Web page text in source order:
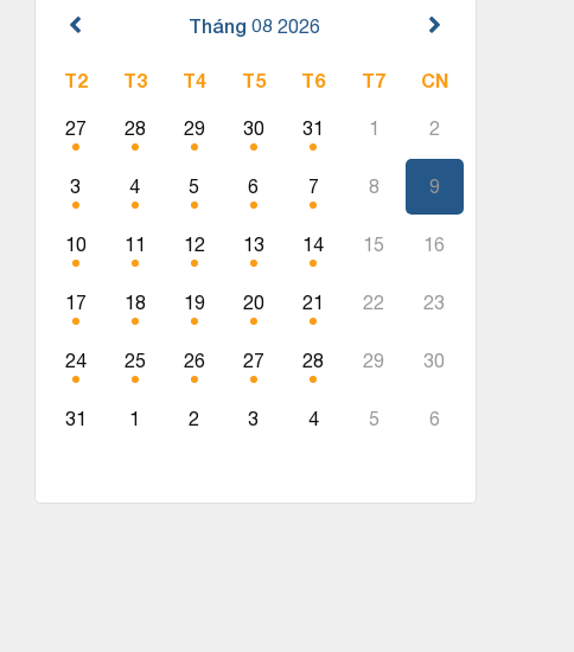
Tháng 08 2026
T2 T3 T4 T5 T6 T7 CN
27 28 29 30 31 1 2
3 4 5 6 7 8 9
10 11 12 13 14 15 16
17 18 19 20 21 22 23
24 25 26 27 28 29 30
31 1 2 3 4 5 6